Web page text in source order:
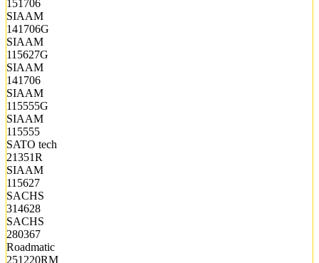
151706
SIAAM
141706G
SIAAM
115627G
SIAAM
141706
SIAAM
115555G
SIAAM
115555
SATO tech
21351R
SIAAM
115627
SACHS
314628
SACHS
280367
Roadmatic
251220RM